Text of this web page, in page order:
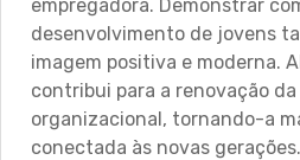
empregadora. Demonstrar
desenvolvimento de jovens
imagem positiva e moderna.
contribui para a renovação
organizacional, tornando-a
conectada às novas